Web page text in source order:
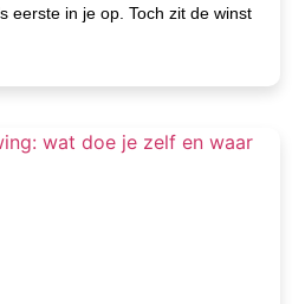
eerste in je op. Toch zit de winst